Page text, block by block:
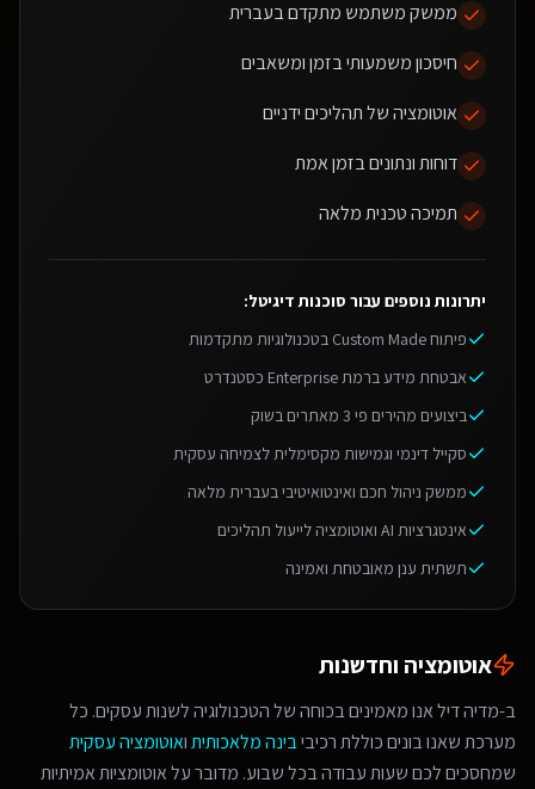
ממשק משתמש מתקדם בעברית
חיסכון משמעותי בזמן ומשאבים
אוטומציה של תהליכים ידניים
דוחות ונתונים בזמן אמת
תמיכה טכנית מלאה
יתרונות נוספים עבור סוכנות דיגיטל:
פיתוח Custom Made בטכנולוגיות מתקדמות
אבטחת מידע ברמת Enterprise כסטנדרט
ביצועים מהירים פי 3 מאתרים בשוק
סקייל דינמי וגמישות מקסימלית לצמיחה עסקית
ממשק ניהול חכם ואינטואיטיבי בעברית מלאה
אינטגרציות AI ואוטומציה לייעול תהליכים
תשתית ענן מאובטחת ואמינה
אוטומציה וחדשנות
ב-מדיה דיל אנו מאמינים בכוחה של הטכנולוגיה לשנות עסקים. כל
מערכת שאנו בונים כוללת רכיביבינה מלאכותיתואוטומציה עסקית
שמחסכים לכם שעות עבודה בכל שבוע. מדובר על אוטומציות אמיתיות